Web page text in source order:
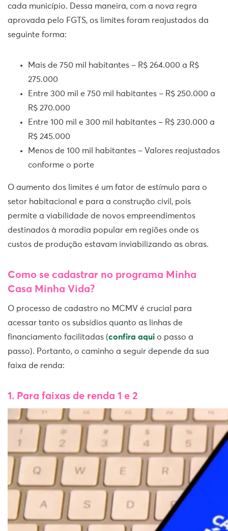
cada município. Dessa maneira, com a nova regra
aprovada pelo FGTS, os limites foram reajustados da
seguinte forma:
Mais de 750 mil habitantes – R$ 264.000 a R$
275.000
Entre 300 mil e 750 mil habitantes – R$ 250.000 a
R$ 270.000
Entre 100 mil e 300 mil habitantes – R$ 230.000 a
R$ 245.000
Menos de 100 mil habitantes – Valores reajustados
conforme o porte
O aumento dos limites é um fator de estímulo para o
setor habitacional e para a construção civil, pois
permite a viabilidade de novos empreendimentos
destinados à moradia popular em regiões onde os
custos de produção estavam inviabilizando as obras.
Como se cadastrar no programa Minha
Casa Minha Vida?
O processo de cadastro no MCMV é crucial para
acessar tanto os subsídios quanto as linhas de
financiamento facilitadas (confira aqui o passo a
passo). Portanto, o caminho a seguir depende da sua
faixa de renda:
1. Para faixas de renda 1 e 2